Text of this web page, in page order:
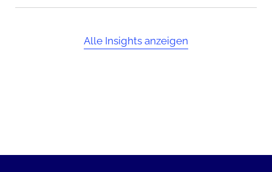
Alle Insights anzeigen